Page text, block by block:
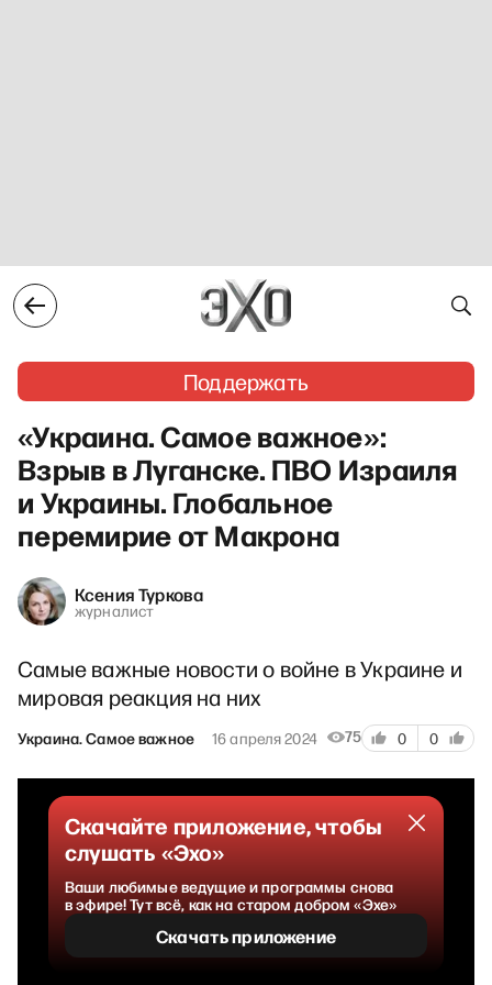
Поддержать
«Украина. Самое важное»:
Взрыв в Луганске. ПВО Израиля
и Украины. Глобальное
перемирие от Макрона
Ксения Туркова
журналист
Самые важные новости о войне в Украине и
мировая реакция на них
Украина. Самое важное 16 апреля 2024 75 0 0
Скачайте приложение, чтобы
слушать «Эхо»
Ваши любимые ведущие и программы снова
в эфире! Тут всё, как на старом добром «Эхе»
Скачать приложение